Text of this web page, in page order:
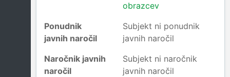
obrazcev
Ponudnik
javnih naročil
Subjekt ni ponudnik
javnih naročil
Naročnik javnih
naročil
Subjekt ni naročnik
javnih naročil